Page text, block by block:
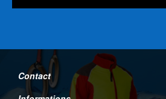
Contact